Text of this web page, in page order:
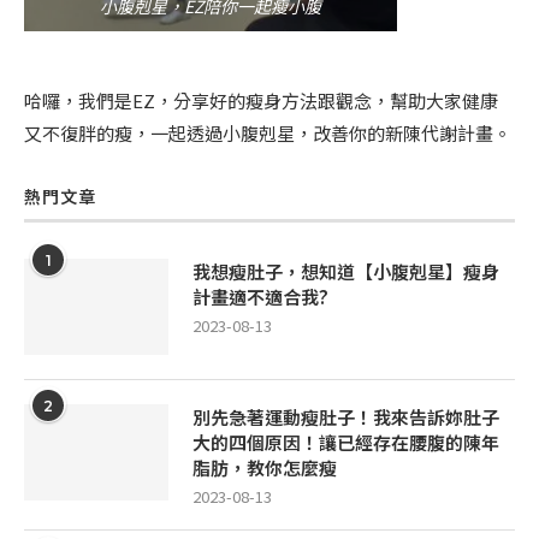
小腹剋星，EZ陪你一起瘦小腹
哈囉，我們是EZ，分享好的瘦身方法跟觀念，幫助大家健康
又不復胖的瘦，一起透過小腹剋星，改善你的新陳代謝計畫。
熱門文章
1
我想瘦肚子，想知道【小腹剋星】瘦身
計畫適不適合我?
2023-08-13
2
別先急著運動瘦肚子！我來告訴妳肚子
大的四個原因！讓已經存在腰腹的陳年
脂肪，教你怎麼瘦
2023-08-13